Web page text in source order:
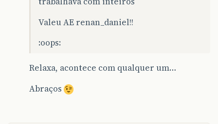
Valeu AE renan_daniel!!
:oops:
Relaxa, acontece com qualquer um…
Abraços